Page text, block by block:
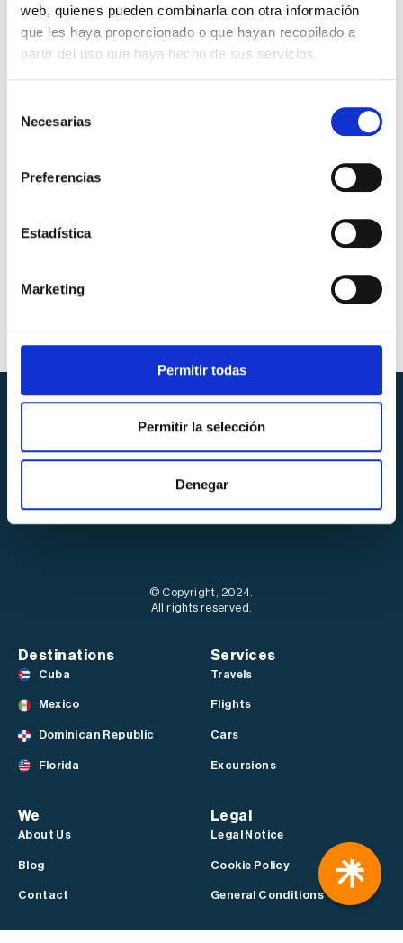
web, quienes pueden combinarla con otra información
que les haya proporcionado o que hayan recopilado a
partir del uso que haya hecho de sus servicios.
Necesarias
Preferencias
Estadística
Marketing
Permitir todas
Permitir la selección
Denegar
Latest articles
© Copyright, 2024.
All rights reserved.
Destinations
Cuba
Mexico
Dominican Republic
Florida
Services
Travels
Flights
Cars
Excursions
We
About Us
Blog
Contact
Legal
Legal Notice
Cookie Policy
General Conditions